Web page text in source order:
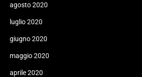
agosto 2020
luglio 2020
giugno 2020
maggio 2020
aprile 2020